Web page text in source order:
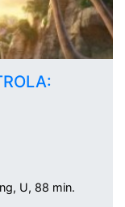
U, 88 min.